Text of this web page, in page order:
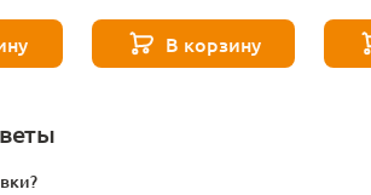
M-
B
В корзину
DD-W